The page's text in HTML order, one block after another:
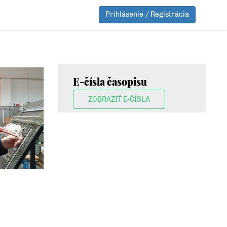
Prihlásenie / Registrácia
E-čísla časopisu
ZOBRAZIŤ E-ČÍSLA